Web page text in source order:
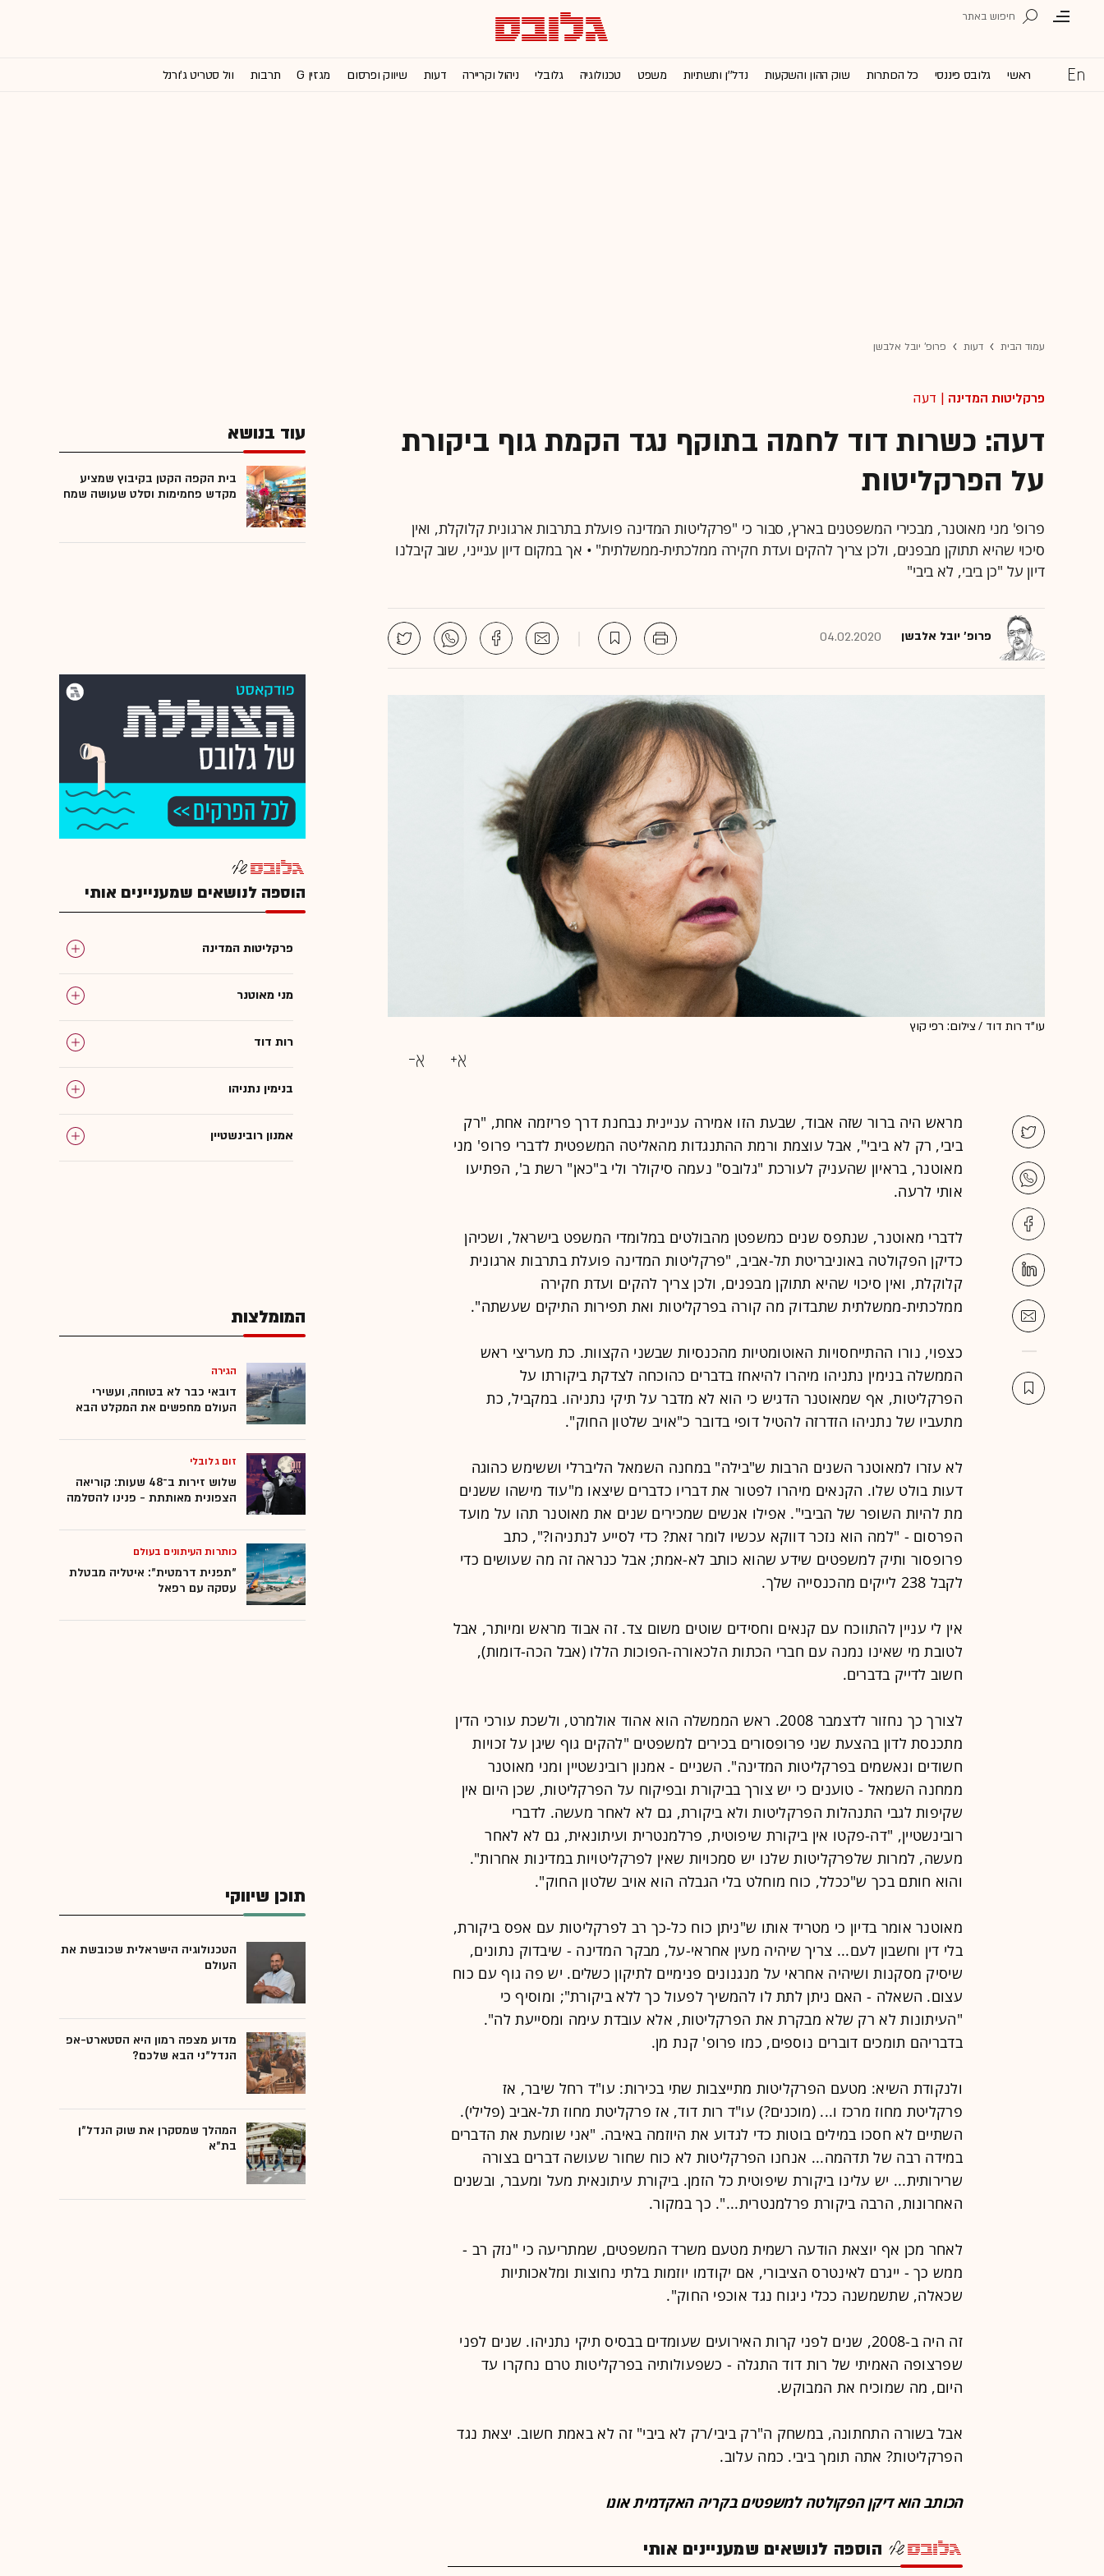
ראשי גלובס פיננסי כל הכותרות שוק ההון והשקעות נדל''ן ותשתיות משפט טכנולוגיה גלובלי ניהול וקריירה דעות שיווק ופרסום מגזין G תרבות וול סטריט ג'ורנל
עמוד הבית דעות פרופ' יובל אלבשן
פרקליטות המדינה | דעה
דעה: כשרות דוד לחמה בתוקף נגד הקמת גוף ביקורת
על הפרקליטות
פרופ' מני מאוטנר, מבכירי המשפטנים בארץ, סבור כי "פרקליטות המדינה פועלת בתרבות ארגונית קלוקלת, ואין
סיכוי שהיא תתוקן מבפנים, ולכן צריך להקים ועדת חקירה ממלכתית-ממשלתית" • אך במקום דיון ענייני, שוב קיבלנו
דיון על "כן ביבי, לא ביבי"
פרופ' יובל אלבשן 04.02.2020
עו"ד רות דוד / צילום: רפי קוץ
מראש היה ברור שזה אבוד, שבעת הזו אמירה עניינית נבחנת דרך פריזמה אחת, "רק
ביבי, רק לא ביבי", אבל עוצמת ורמת ההתנגדות מהאליטה המשפטית לדברי פרופ' מני
מאוטנר, בראיון שהעניק לעורכת "גלובס" נעמה סיקולר ולי ב"כאן" רשת ב', הפתיעו
אותי לרעה.
לדברי מאוטנר, שנתפס שנים כמשפטן מהבולטים במלומדי המשפט בישראל, ושכיהן
כדיקן הפקולטה באוניבריטת תל-אביב, "פרקליטות המדינה פועלת בתרבות ארגונית
קלוקלת, ואין סיכוי שהיא תתוקן מבפנים, ולכן צריך להקים ועדת חקירה
ממלכתית-ממשלתית שתבדוק מה קורה בפרקליטות ואת תפירות התיקים שעשתה".
כצפוי, נורו ההתייחסויות האוטומטיות מהכנסיות שבשני הקצוות. כת מעריצי ראש
הממשלה בנימין נתניהו מיהרו להיאחז בדברים כהוכחה לצדקת ביקורתו על
הפרקליטות, אף שמאוטנר הדגיש כי הוא לא מדבר על תיקי נתניהו. במקביל, כת
מתעביו של נתניהו הזדרזה להטיל דופי בדובר כ"אויב שלטון החוק".
לא עזרו למאוטנר השנים הרבות ש"בילה" במחנה השמאל הליברלי וששימש כהוגה
דעות בולט שלו. הקנאים מיהרו לפטור את דבריו כדברים שיצאו מ"עוד מישהו ששנים
מת להיות השופר של הביבי". אפילו אנשים שמכירים שנים את מאוטנר תהו על מועד
הפרסום - "למה הוא נזכר דווקא עכשיו לומר זאת? כדי לסייע לנתניהו?", כתב
פרופסור ותיק למשפטים שידע שהוא כותב לא-אמת; אבל כנראה זה מה שעושים כדי
לקבל 238 לייקים מהכנסייה שלך.
אין לי עניין להתווכח עם קנאים וחסידים שוטים משום צד. זה אבוד מראש ומיותר, אבל
לטובת מי שאינו נמנה עם חברי הכתות הלכאורה-הפוכות הללו (אבל הכה-דומות),
חשוב לדייק בדברים.
לצורך כך נחזור לדצמבר 2008. ראש הממשלה הוא אהוד אולמרט, ולשכת עורכי הדין
מתכנסת לדון בהצעת שני פרופסורים בכירים למשפטים "להקים גוף שיגן על זכויות
חשודים ונאשמים בפרקליטות המדינה". השניים - אמנון רובינשטיין ומני מאוטנר
ממחנה השמאל - טוענים כי יש צורך בביקורת ובפיקוח על הפרקליטות, שכן היום אין
שקיפות לגבי התנהלות הפרקליטות ולא ביקורת, גם לא לאחר מעשה. לדברי
רובינשטיין, "דה-פקטו אין ביקורת שיפוטית, פרלמנטרית ועיתונאית, גם לא לאחר
מעשה, למרות שלפרקליטות שלנו יש סמכויות שאין לפרקליטויות במדינות אחרות".
והוא חותם בכך ש"ככלל, כוח מוחלט בלי הגבלה הוא אויב שלטון החוק".
מאוטנר אומר בדיון כי מטריד אותו ש"ניתן כוח כל-כך רב לפרקליטות עם אפס ביקורת,
בלי דין וחשבון לעם... צריך שיהיה מעין אחראי-על, מבקר המדינה - שיבדוק נתונים,
שיסיק מסקנות ושיהיה אחראי על מנגנונים פנימיים לתיקון כשלים. יש פה גוף עם כוח
עצום. השאלה - האם ניתן לתת לו להמשיך לפעול כך ללא ביקורת"; ומוסיף כי
"העיתונות לא רק שלא מבקרת את הפרקליטות, אלא עובדת עימה ומסייעת לה".
בדבריהם תומכים דוברים נוספים, כמו פרופ' קנת מן.
ולנקודת השיא: מטעם הפרקליטות מתייצבות שתי בכירות: עו"ד רחל שיבר, אז
פרקליטת מחוז מרכז ו... (מוכנים?) עו"ד רות דוד, אז פרקליטת מחוז תל-אביב (פלילי).
השתיים לא חסכו במילים בוטות כדי לגדוע את היוזמה באיבה. "אני שומעת את הדברים
במידה רבה של תדהמה... אנחנו הפרקליטות לא כוח שחור שעושה דברים בצורה
שרירותית... יש עלינו ביקורת שיפוטית כל הזמן. ביקורת עיתונאית מעל ומעבר, ובשנים
האחרונות, הרבה ביקורת פרלמנטרית...". כך במקור.
לאחר מכן אף יוצאת הודעה רשמית מטעם משרד המשפטים, שמתריעה כי "נזק רב -
ממש כך - ייגרם לאינטרס הציבורי, אם יקודמו יוזמות בלתי נחוצות ומלאכותיות
שכאלה, שתשמשנה ככלי ניגוח נגד אוכפי החוק".
זה היה ב-2008, שנים לפני קרות האירועים שעומדים בבסיס תיקי נתניהו. שנים לפני
שפרצופה האמיתי של רות דוד התגלה - כשפעולותיה בפרקליטות טרם נחקרו עד
היום, מה שמוכיח את המבוקש.
אבל בשורה התחתונה, במשחק ה"רק ביבי/רק לא ביבי" זה לא באמת חשוב. יצאת נגד
הפרקליטות? אתה תומך ביבי. כמה עלוב.
הכותב הוא דיקן הפקולטה למשפטים בקריה האקדמית אונו
הוספה לנושאים שמעניינים אותי
עוד בנושא
בית הקפה הקטן בקיבוץ שמציע
מקדש פחמימות וסלט שעושה שמח
הוספה לנושאים שמעניינים אותי
פרקליטות המדינה
מני מאוטנר
רות דוד
בנימין נתניהו
אמנון רובינשטיין
המומלצות
הגירה
דובאי כבר לא בטוחה, ועשירי
העולם מחפשים את המקלט הבא
זום גלובלי
שלוש זירות ב־48 שעות: קוריאה
הצפונית מאותתת - פנינו להסלמה
כותרות העיתונים בעולם
"תפנית דרמטית": איטליה מבטלת
עסקה עם רפאל
תוכן שיווקי
הטכנולוגיה הישראלית שכובשת את
העולם
מדוע מצפה רמון היא הסטארט-אפ
הנדל"ני הבא שלכם?
המהלך שמסקרן את שוק הנדל"ן
בת"א